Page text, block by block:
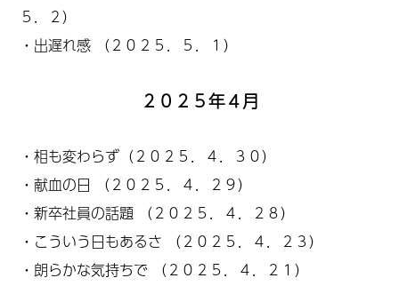
５．２）
・ 出遅れ感 （２０２５．５．１）
２０２５年４月
・相も変わらず （２０２５．４．３０）
・献血の日 （２０２５．４．２９）
・新卒社員の話題 （２０２５．４．２８）
・ こういう日もあるさ （２０２５．４．２３）
・朗らかな気持ちで （２０２５．４．２１）